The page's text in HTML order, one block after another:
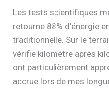
Les tests scientifiques
retourne 88% d’énergie
traditionnelle. Sur le
vérifie kilomètre après
ont particulièrement
accrue lors de mes